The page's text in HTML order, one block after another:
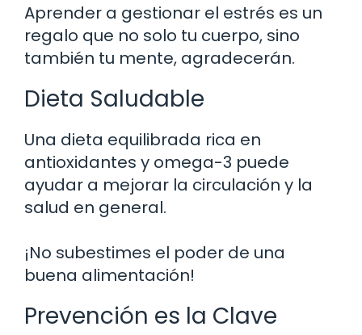
Aprender a gestionar el estrés es un
regalo que no solo tu cuerpo, sino
también tu mente, agradecerán.
Dieta Saludable
Una dieta equilibrada rica en
antioxidantes y omega-3 puede
ayudar a mejorar la circulación y la
salud en general.
¡No subestimes el poder de una
buena alimentación!
Prevención es la Clave